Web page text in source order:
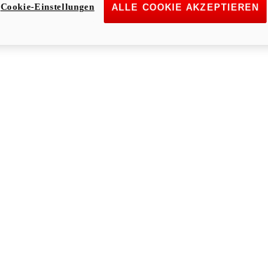
ALLE COOKIE AKZEPTIEREN
Cookie-Einstellungen